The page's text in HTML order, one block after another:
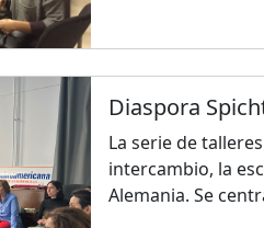
Diaspora
La serie de
intercambio, la
Alemania. Se